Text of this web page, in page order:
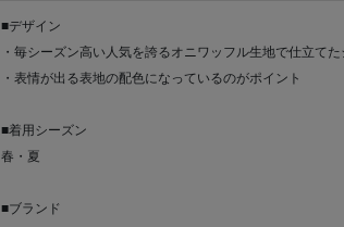
■デザイン
・毎シーズン高い人気を誇るオニワッフル生地で仕立て
・表情が出る表地の配色になっているのがポイント
■着用シーズン
春・夏
■ブランド